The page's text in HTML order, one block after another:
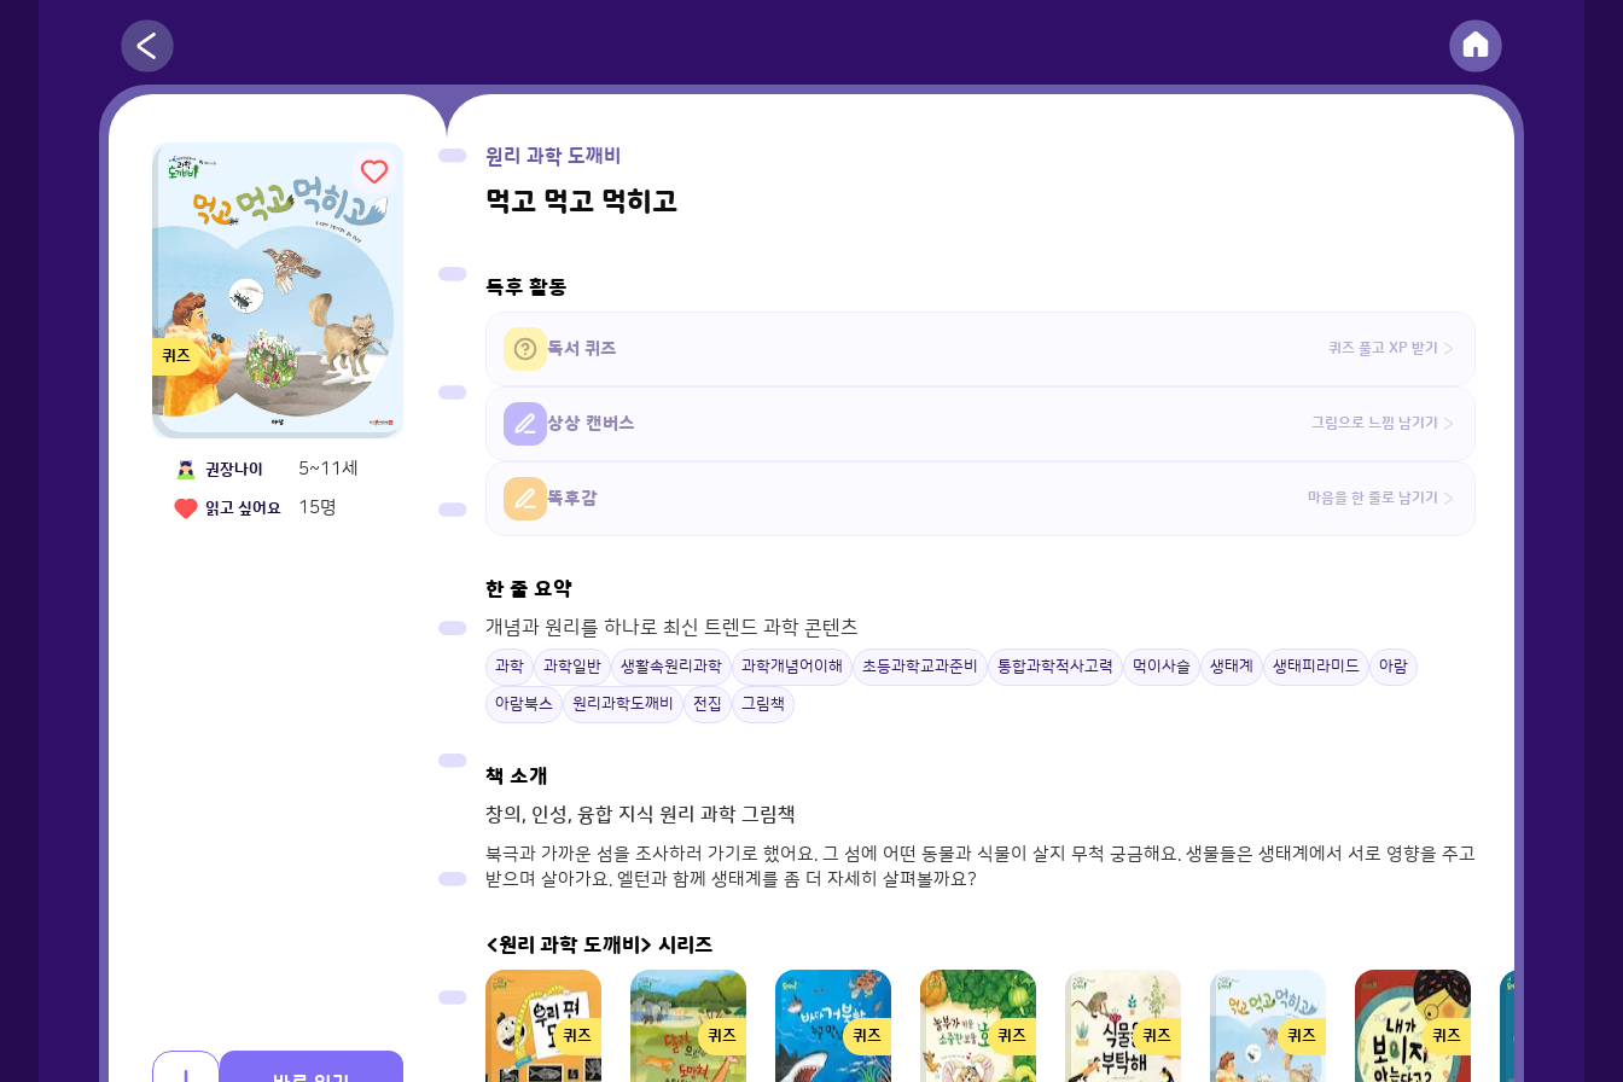
퀴즈
권장나이 5~11세
읽고 싶어요 15명
원리 과학 도깨비
먹고 먹고 먹히고
독후 활동
독서 퀴즈 퀴즈 풀고 XP 받기
상상 캔버스 그림으로 느낌 남기기
똑후감 마음을 한 줄로 남기기
한 줄 요약
개념과 원리를 하나로 최신 트렌드 과학 콘텐츠
과학 과학일반 생활속원리과학 과학개념어이해 초등과학교과준비 통합과학적사고력 먹이사슬 생태계 생태피라미드 아람
아람북스 원리과학도깨비 전집 그림책
책 소개
창의, 인성, 융합 지식 원리 과학 그림책
북극과 가까운 섬을 조사하러 가기로 했어요. 그 섬에 어떤 동물과 식물이 살지 무척 궁금해요. 생물들은 생태계에서 서로 영향을 주고
받으며 살아가요. 엘턴과 함께 생태계를 좀 더 자세히 살펴볼까요?
<원리 과학 도깨비> 시리즈
퀴즈 퀴즈 퀴즈 퀴즈 퀴즈 퀴즈 퀴즈